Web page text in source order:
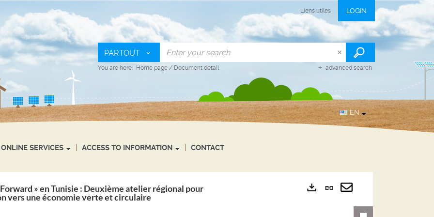
Liens utiles LOGIN
PARTOUT
advanced search
You are here: Home page / Document detail
EN
ONLINE SERVICES ACCESS TO INFORMATION CONTACT
» en Tunisie : Deuxième atelier régional pour
vers une économie verte et circulaire
Exports
Permanent
linkSend